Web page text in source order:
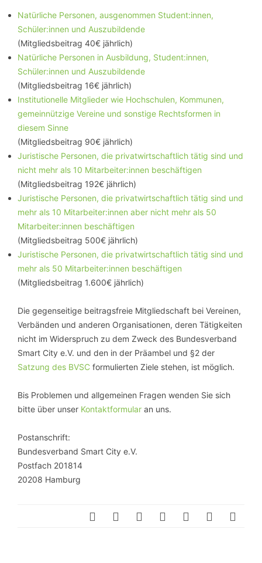
Natürliche Personen, ausgenommen Student:innen,
Schüler:innen und Auszubildende
(Mitgliedsbeitrag 40€ jährlich)
Natürliche Personen in Ausbildung, Student:innen,
Schüler:innen und Auszubildende
(Mitgliedsbeitrag 16€ jährlich)
Institutionelle Mitglieder wie Hochschulen, Kommunen,
gemeinnützige Vereine und sonstige Rechtsformen in
diesem Sinne
(Mitgliedsbeitrag 90€ jährlich)
Juristische Personen, die privatwirtschaftlich tätig sind und
nicht mehr als 10 Mitarbeiter:innen beschäftigen
(Mitgliedsbeitrag 192€ jährlich)
Juristische Personen, die privatwirtschaftlich tätig sind und
mehr als 10 Mitarbeiter:innen aber nicht mehr als 50
Mitarbeiter:innen beschäftigen
(Mitgliedsbeitrag 500€ jährlich)
Juristische Personen, die privatwirtschaftlich tätig sind und
mehr als 50 Mitarbeiter:innen beschäftigen
(Mitgliedsbeitrag 1.600€ jährlich)
Die gegenseitige beitragsfreie Mitgliedschaft bei Vereinen,
Verbänden und anderen Organisationen, deren Tätigkeiten
nicht im Widerspruch zu dem Zweck des Bundesverband
Smart City e.V. und den in der Präambel und §2 der
Satzung des BVSC formulierten Ziele stehen, ist möglich.
Bis Problemen und allgemeinen Fragen wenden Sie sich
bitte über unser Kontaktformular an uns.
Postanschrift:
Bundesverband Smart City e.V.
Postfach 201814
20208 Hamburg